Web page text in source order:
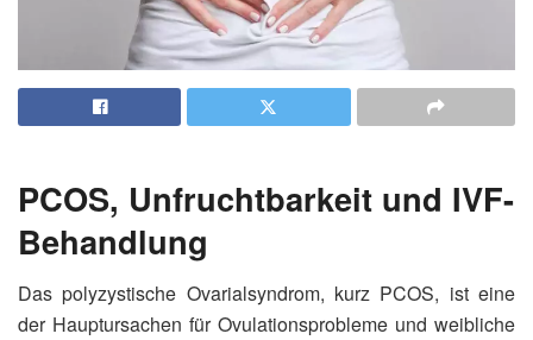
PCOS, Unfruchtbarkeit und IVF-
Behandlung
Das polyzystische Ovarialsyndrom, kurz PCOS, ist eine
der Hauptursachen für Ovulationsprobleme und weibliche